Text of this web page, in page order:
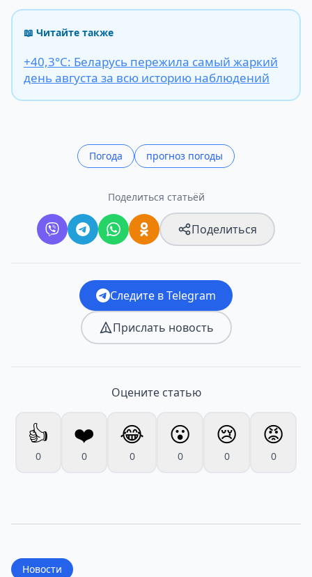
📖 Читайте также
+40,3°С: Беларусь пережила самый жаркий
день августа за всю историю наблюдений
Погода прогноз погоды
Поделиться статьёй
Поделиться
Следите в Telegram
Прислать новость
Оцените статью
👍
0
❤️
0
😂
0
😮
0
😢
0
😡
0
Новости